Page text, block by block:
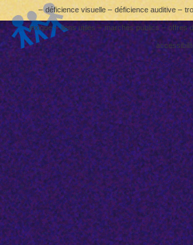
– déficience visuelle – déficience auditive –
lexique – liens utiles – marchés publics – offres